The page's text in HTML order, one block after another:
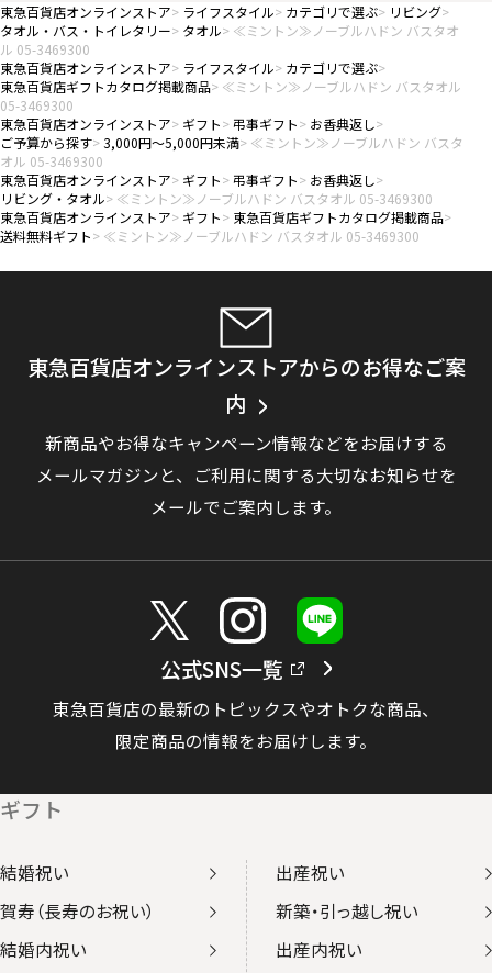
東急百貨店オンラインストア ライフスタイル カテゴリで選ぶ
リビング
タオル・バス・トイレタリー
タオル
≪ミントン≫ノーブルハドン バスタオ
ル 05-3469300
東急百貨店オンラインストア
ライフスタイル
カテゴリで選ぶ
東急百貨店ギフトカタログ掲載商品
≪ミントン≫ノーブルハドン バスタオル
05-3469300
東急百貨店オンラインストア
ギフト 弔事ギフト
お香典返し
ご予算から探す 3,000円～5,000円未満
≪ミントン≫ノーブルハドン バスタ
オル 05-3469300
東急百貨店オンラインストア
ギフト 弔事ギフト
お香典返し
リビング・タオル
≪ミントン≫ノーブルハドン バスタオル 05-3469300
東急百貨店オンラインストア
ギフト
東急百貨店ギフトカタログ掲載商品
送料無料ギフト
≪ミントン≫ノーブルハドン バスタオル 05-3469300
東急百貨店オンラインストアからのお得なご案
内
新商品やお得なキャンペーン情報などをお届けする
メールマガジンと、
ご利用に関する大切なお知らせを
メールでご案内します。
公式SNS一覧
東急百貨店の最新のトピックスやオトクな商品、
限定商品の情報をお届けします。
ギフト
結婚祝い
出産祝い
賀寿（長寿のお祝い）
新築・引っ越し祝い
結婚内祝い
出産内祝い